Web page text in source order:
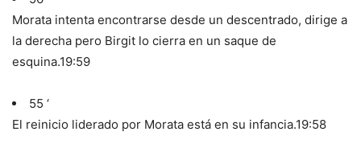
Morata intenta encontrarse desde un descentrado, dirige a
la derecha pero Birgit lo cierra en un saque de
esquina.19:59
55 ‘
El reinicio liderado por Morata está en su infancia.19:58